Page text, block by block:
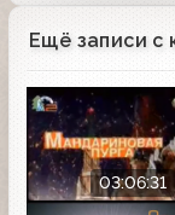
Ещё записи с
03:06:31